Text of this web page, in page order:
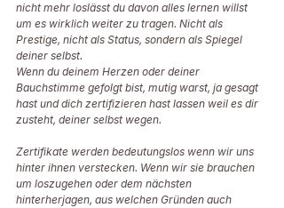
nicht mehr loslässt du davon alles lernen willst
um es wirklich weiter zu tragen. Nicht als
Prestige, nicht als Status, sondern als Spiegel
deiner selbst.
Wenn du deinem Herzen oder deiner
Bauchstimme gefolgt bist, mutig warst, ja gesagt
hast und dich zertifizieren hast lassen weil es dir
zusteht, deiner selbst wegen.
Zertifikate werden bedeutungslos wenn wir uns
hinter ihnen verstecken. Wenn wir sie brauchen
um loszugehen oder dem nächsten
hinterherjagen, aus welchen Gründen auch